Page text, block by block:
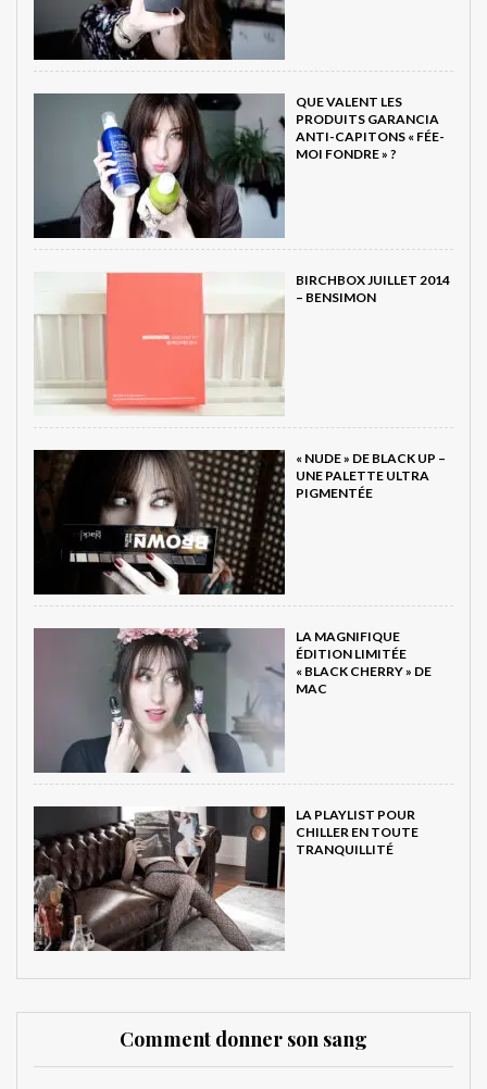
QUE VALENT LES
PRODUITS GARANCIA
ANTI-CAPITONS « FÉE-
MOI FONDRE » ?
BIRCHBOX JUILLET 2014
– BENSIMON
« NUDE » DE BLACK UP –
UNE PALETTE ULTRA
PIGMENTÉE
LA MAGNIFIQUE
ÉDITION LIMITÉE
« BLACK CHERRY » DE
MAC
LA PLAYLIST POUR
CHILLER EN TOUTE
TRANQUILLITÉ
Comment donner son sang